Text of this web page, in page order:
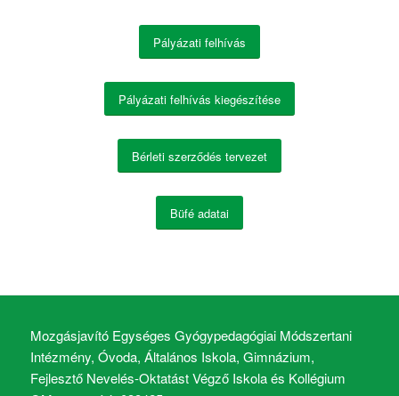
Pályázati felhívás
Pályázati felhívás kiegészítése
Bérleti szerződés tervezet
Büfé adatai
Mozgásjavító Egységes Gyógypedagógiai Módszertani
Intézmény, Óvoda, Általános Iskola, Gimnázium,
Fejlesztő Nevelés-Oktatást Végző Iskola és Kollégium